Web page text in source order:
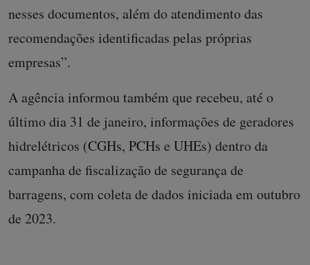
nesses documentos, além do atendimento das
recomendações identificadas pelas próprias
empresas”.
A agência informou também que recebeu, até o
último dia 31 de janeiro, informações de geradores
hidrelétricos (CGHs, PCHs e UHEs) dentro da
campanha de fiscalização de segurança de
barragens, com coleta de dados iniciada em outubro
de 2023.